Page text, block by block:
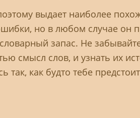
выдает наиболее
но в любом случае он
запас. Не
смысл слов, и узнать их
так, как будто тебе